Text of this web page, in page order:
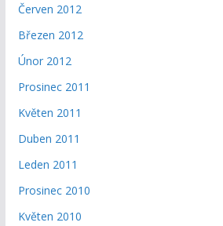
Červen 2012
Březen 2012
Únor 2012
Prosinec 2011
Květen 2011
Duben 2011
Leden 2011
Prosinec 2010
Květen 2010